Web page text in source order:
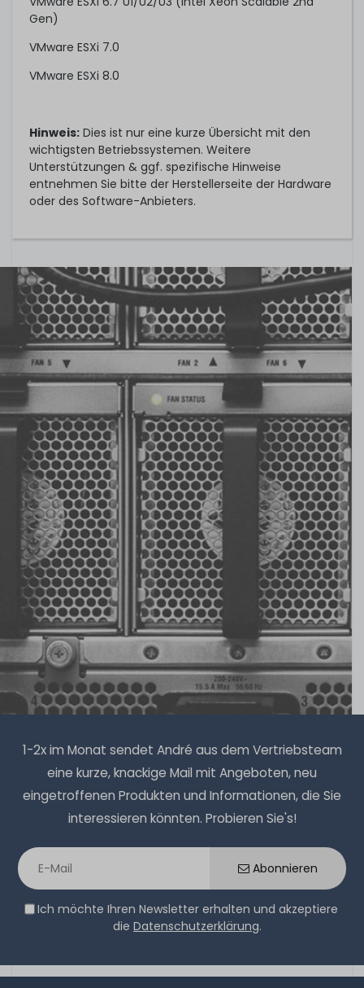
Gen)
VMware ESXi 7.0
VMware ESXi 8.0
Hinweis: Dies ist nur eine kurze Übersicht mit den
wichtigsten Betriebssystemen. Weitere
Unterstützungen & ggf. spezifische Hinweise
entnehmen Sie bitte der Herstellerseite der Hardware
oder des Software-Anbieters.
1-2x im Monat sendet André aus dem Vertriebsteam
eine kurze, knackige Mail mit Angeboten, neu
eingetroffenen Produkten und Informationen, die Sie
interessieren könnten. Probieren Sie's!
Abonnieren
Ich möchte Ihren Newsletter erhalten und akzeptiere
die Datenschutzerklärung.